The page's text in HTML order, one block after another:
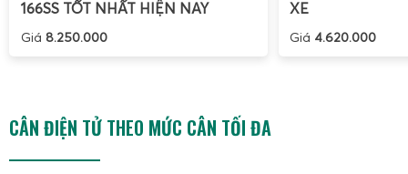
giữa g, kg, lb. Sử dụng phím UNIT để chọn đơn vị phù
việc.
tẩy rửa ăn mòn inox.
Bảo quản khi không dùng:
166SS TỐT NHẤT HIỆN NAY
Giá 8.250.000
XE
Giá 4.620.000
CÂN ĐIỆN TỬ THEO MỨC CÂN TỐI ĐA